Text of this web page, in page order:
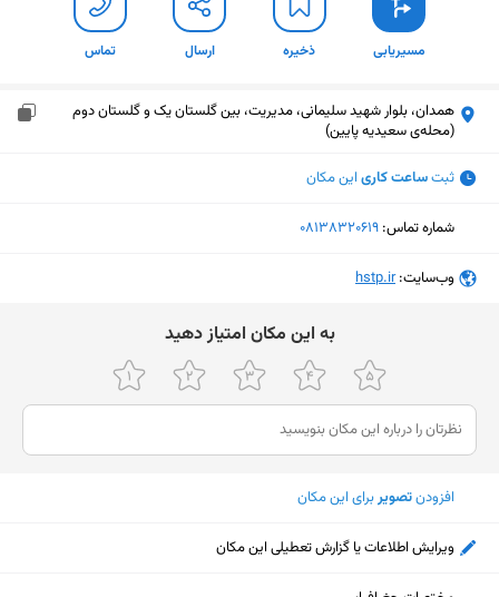
مسیریابی ذخیره ارسال تماس
همدان، بلوار شهید سلیمانی، مدیریت، بین گلستان یک و گلستان دوم
(محله‌ی سعیدیه پایین)
ثبتساعت کاری این مکان
شماره تماس: ‎08138320619
وب‌سایت:‎hstp.ir
ﺑﻪ اﯾﻦ ﻣﮑﺎن اﻣﺘﯿﺎز دﻫﯿﺪ
افزودنتصویربرای این مکان
ویرایش اطلاعات یا گزارش تعطیلی این مکان